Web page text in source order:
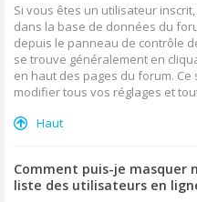
Si vous êtes un utilisateur
dans la base de données du
depuis le panneau de contrôle
se trouve généralement en
en haut des pages du forum.
modifier tous vos réglages et
Haut
Comment puis-je masquer
liste des utilisateurs en